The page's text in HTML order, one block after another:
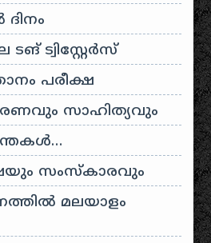
ട്വിസ്റ്റേർസ്
പരീക്ഷ
സാഹിത്യവും
സംസ്കാരവും
മലയാളം